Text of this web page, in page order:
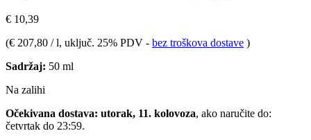
€ 10,39
(€ 207,80 / l, uključ. 25% PDV - bez troškova dostave )
Sadržaj: 50 ml
Na zalihi
Očekivana dostava: utorak, 11. kolovoza, ako naručite do:
četvrtak do 23:59.